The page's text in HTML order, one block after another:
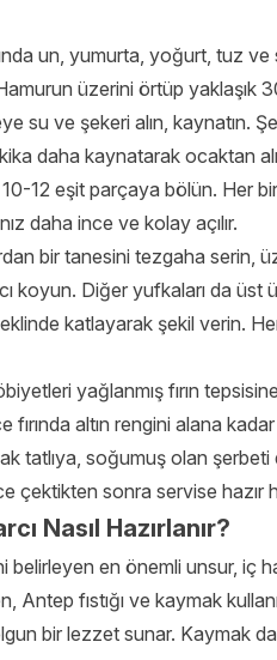
un, yumurta, yoğurt, tuz
üzerini örtüp yaklaşık
su ve şekeri alın, kaynatın.
daha kaynatarak ocaktan
12 eşit parçaya bölün. Her
daha ince ve kolay açılır.
bir tanesini tezgaha serin,
koyun. Diğer yufkaları da
katlayarak şekil verin.
yağlanmış fırın
fırında altın rengini alana
tatlıya, soğumuş olan
çektikten sonra servise
Nasıl Hazırlanır?
en önemli unsur, iç
Antep fıstığı ve kaymak
bir lezzet sunar. Kaymak